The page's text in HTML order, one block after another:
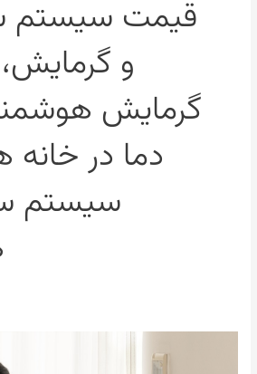
قیمت سیستم
و
گرمایش
دما در
سیستم